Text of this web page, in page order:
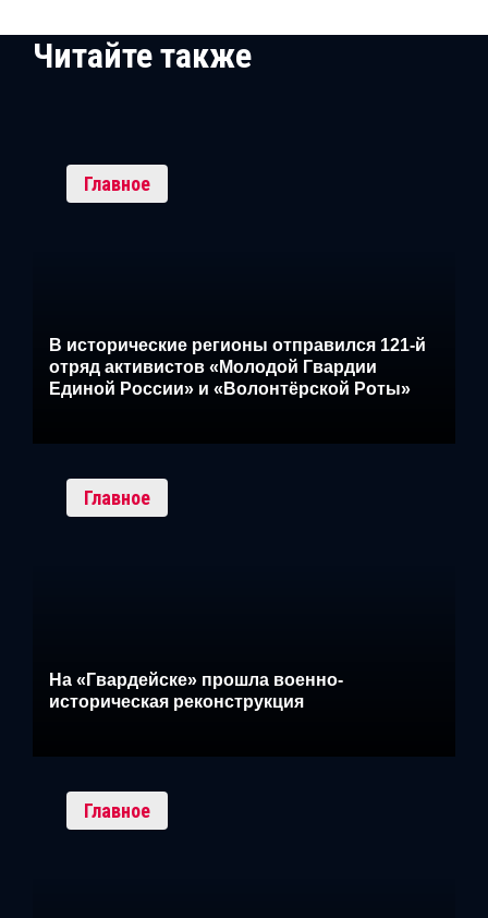
Читайте также
Главное
В исторические регионы отправился 121-й
отряд активистов «Молодой Гвардии
Единой России» и «Волонтёрской Роты»
Главное
На «Гвардейске» прошла военно-
историческая реконструкция
Главное